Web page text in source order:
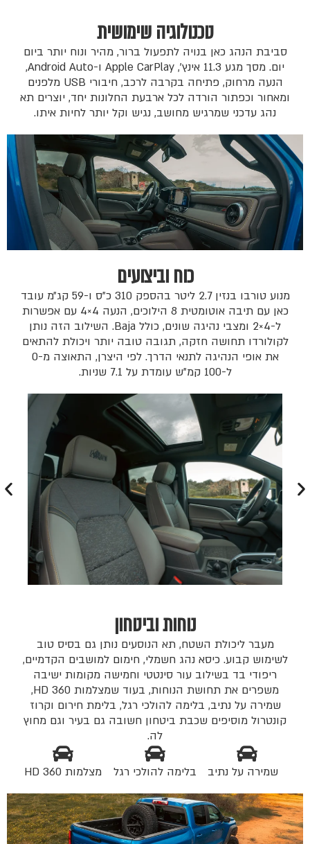
טכנולוגיה שימושית
סביבת הנהג כאן בנויה לתפעול ברור, מהיר ונוח יותר ביום
יום. מסך מגע 11.3 אינץ', Apple CarPlay ו-Android Auto,
הנעה מרחוק, פתיחה בקרבה לרכב, חיבורי USB מלפנים
ומאחור וכפתור הורדה לכל ארבעת החלונות יחד, יוצרים תא
נהג עדכני שמרגיש מחושב, נגיש וקל יותר לחיות איתו.
כוח וביצועים
מנוע טורבו בנזין 2.7 ליטר בהספק 310 כ"ס ו-59 קג״מ עובד
כאן עם תיבה אוטומטית 8 הילוכים, הנעה 4×4 עם אפשרות
ל-4×2 ומצבי נהיגה שונים, כולל Baja. השילוב הזה נותן
לקולורדו תחושה חזקה, תגובה טובה יותר ויכולת להתאים
את אופי הנהיגה לתנאי הדרך. לפי היצרן, התאוצה מ-0
ל-100 קמ"ש עומדת על 7.1 שניות.
נוחות וביטחון
מעבר ליכולת השטח, תא הנוסעים נותן גם בסיס טוב
לשימוש קבוע. כיסא נהג חשמלי, חימום למושבים הקדמיים,
ריפודי בד בשילוב עור סינטטי וחמישה מקומות ישיבה
משפרים את תחושת הנוחות, בעוד שמצלמות 360 HD,
שמירה על נתיב, בלימה להולכי רגל, בלימת חירום וקרוז
קונטרול מוסיפים שכבת ביטחון חשובה גם בעיר וגם מחוץ
לה.
שמירה על נתיב בלימה להולכי רגל מצלמות 360 HD